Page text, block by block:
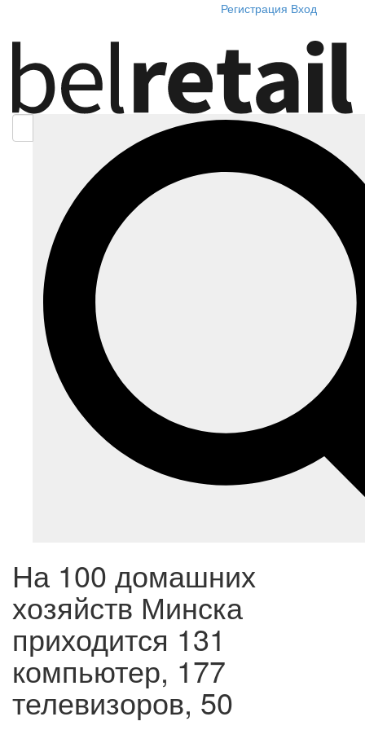
Регистрация Вход
На 100 домашних
хозяйств Минска
приходится 131
компьютер, 177
телевизоров, 50